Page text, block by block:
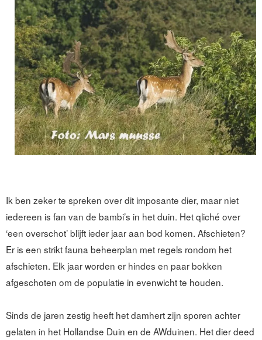
Ik ben zeker te spreken over dit imposante dier, maar niet
iedereen is fan van de bambi’s in het duin. Het qliché over
‘een overschot’ blijft ieder jaar aan bod komen. Afschieten?
Er is een strikt fauna beheerplan met regels rondom het
afschieten. Elk jaar worden er hindes en paar bokken
afgeschoten om de populatie in evenwicht te houden.
Sinds de jaren zestig heeft het damhert zijn sporen achter
gelaten in het Hollandse Duin en de AWduinen. Het dier deed